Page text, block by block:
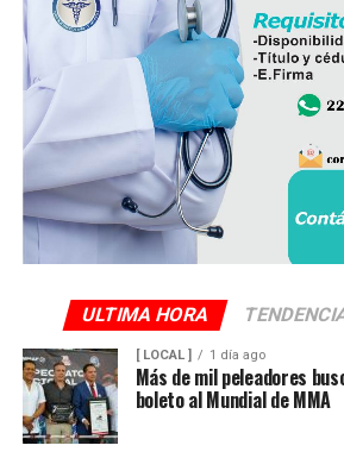
ULTIMA HORA
[ LOCAL ] 1 día ago
Más de mil peleadores
boleto al Mundial de MMA